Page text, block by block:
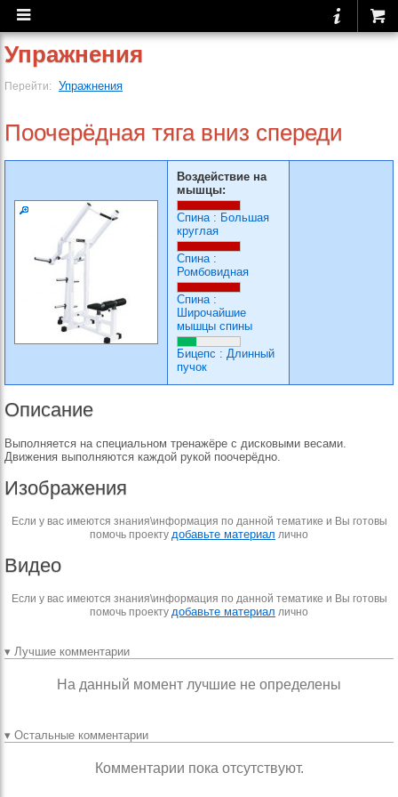
Упражнения
Перейти: Упражнения
Поочерёдная тяга вниз спереди
Воздействие на
мышцы:
Спина: Большая
круглая
Спина:
Ромбовидная
Спина:
Широчайшие
мышцы спины
Бицепс : Длинный
пучок
Описание
Выполняется на специальном тренажёре с дисковыми весами.
Движения выполняются каждой рукой поочерёдно.
Изображения
Если у вас имеются знания\информация по данной тематике и Вы готовы
помочь проекту добавьте материал лично
Видео
Если у вас имеются знания\информация по данной тематике и Вы готовы
помочь проекту добавьте материал лично
▾ Лучшие комментарии
На данный момент лучшие не определены
▾ Остальные комментарии
Комментарии пока отсутствуют.